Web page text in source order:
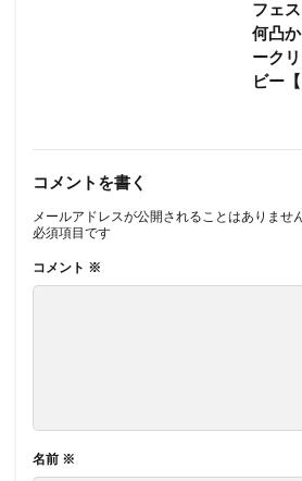
フェ
何凸
ーク
ビー
コメントを書く
メールアドレスが公開されることはありませ
必須項目です
コメント ※
名前 ※